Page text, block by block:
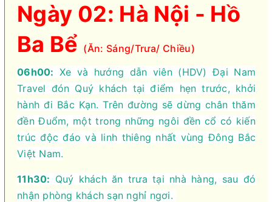
Ngày 02: Hà Nội - Hồ
Ba Bể (Ăn: Sáng/Trưa/ Chiều)
06h00: Xe và hướng dẫn viên (HDV) Đại Nam
Travel đón Quý khách tại điểm hẹn trước, khởi
hành đi Bắc Kạn. Trên đường sẽ dừng chân thăm
đền Đuổm, một trong những ngôi đền cổ có kiến
trúc độc đáo và linh thiêng nhất vùng Đông Bắc
Việt Nam.
11h30: Quý khách ăn trưa tại nhà hàng, sau đó
nhận phòng khách sạn nghỉ ngơi.